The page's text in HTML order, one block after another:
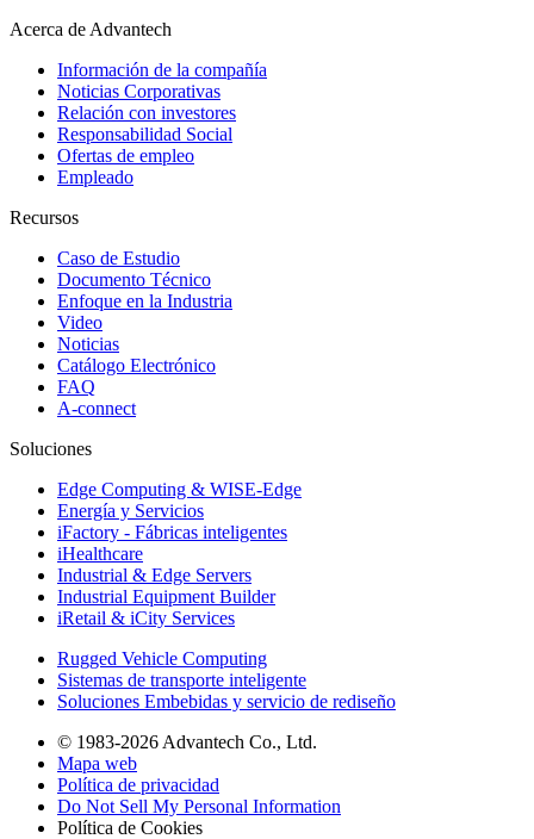
Acerca de Advantech
Información de la compañía
Noticias Corporativas
Relación con investores
Responsabilidad Social
Ofertas de empleo
Empleado
Recursos
Caso de Estudio
Documento Técnico
Enfoque en la Industria
Video
Noticias
Catálogo Electrónico
FAQ
A-connect
Soluciones
Edge Computing & WISE-Edge
Energía y Servicios
iFactory - Fábricas inteligentes
iHealthcare
Industrial & Edge Servers
Industrial Equipment Builder
iRetail & iCity Services
Rugged Vehicle Computing
Sistemas de transporte inteligente
Soluciones Embebidas y servicio de rediseño
© 1983-2026 Advantech Co., Ltd.
Mapa web
Política de privacidad
Do Not Sell My Personal Information
Política de Cookies